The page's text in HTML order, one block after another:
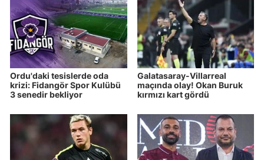
Ordu'daki tesislerde oda
krizi: Fidangör Spor Kulübü
3 senedir bekliyor
Galatasaray-Villarreal
maçında olay! Okan Buruk
kırmızı kart gördü